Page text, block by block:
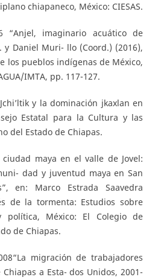
chiapaneco, México: CIESAS.
“Anjel, imaginario acuático de
y Daniel Muri- llo (Coord.) (2016),
los pueblos indígenas de México,
IMTA, pp. 117-127.
y la dominación jkaxlan en
Estatal para la Cultura y las
del Estado de Chiapas.
ciudad maya en el valle de Jovel:
dad y juventud maya en San
en: Marco Estrada Saavedra
de la tormenta: Estudios sobre
política, México: El Colegio de
de Chiapas.
migración de trabajadores
a Esta- dos Unidos, 2001-